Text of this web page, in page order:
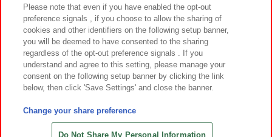
カスタマーハラスメント対応方針 よくあるご質問・お問い合わせ
©Bandai Namco Amusement Inc.
©Bandai Namco Amusement Lab Inc.
©HANAYASHIKI Co., Ltd. All Rights Reserved.
Please note that even if you have enabled the opt-out
preference signals , if you choose to allow the sharing of
cookies and other identifiers on the following setup banner,
you will be deemed to have consented to the sharing
regardless of the opt-out preference signals . If you
understand and agree to this setting, please manage your
consent on the following setup banner by clicking the link
below, then click 'Save Settings' and close the banner.
Change your share preference
Do Not Share My Personal Information